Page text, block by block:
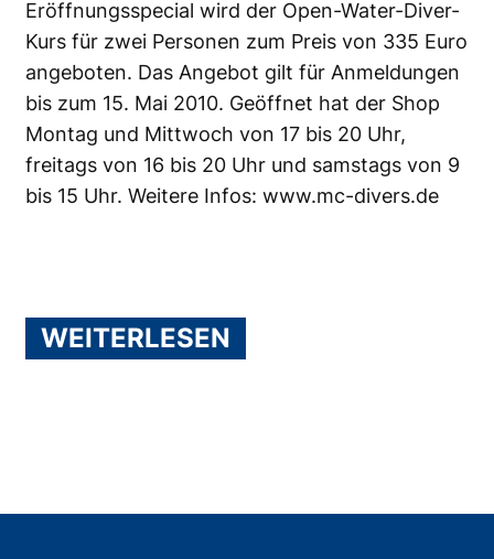
Eröffnungsspecial wird der Open-Water-Diver-
Kurs für zwei Personen zum Preis von 335 Euro
angeboten. Das Angebot gilt für Anmeldungen
bis zum 15. Mai 2010. Geöffnet hat der Shop
Montag und Mittwoch von 17 bis 20 Uhr,
freitags von 16 bis 20 Uhr und samstags von 9
bis 15 Uhr. Weitere Infos: www.mc-divers.de
WEITERLESEN